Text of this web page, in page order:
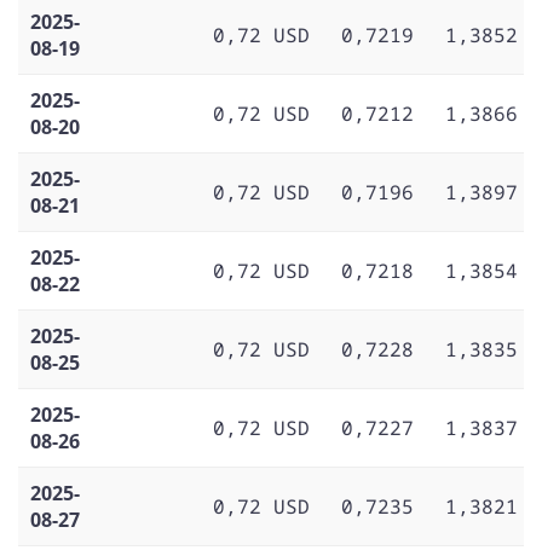
2025-
08-19
0,72 USD 0,7219 1,3852
2025-
08-20
0,72 USD 0,7212 1,3866
2025-
08-21
0,72 USD 0,7196 1,3897
2025-
08-22
0,72 USD 0,7218 1,3854
2025-
08-25
0,72 USD 0,7228 1,3835
2025-
08-26
0,72 USD 0,7227 1,3837
2025-
08-27
0,72 USD 0,7235 1,3821